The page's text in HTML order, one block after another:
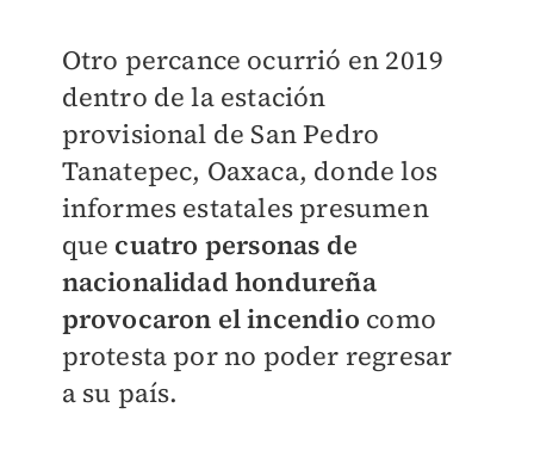
Otro percance ocurrió en 2019
dentro de la estación
provisional de San Pedro
Tanatepec, Oaxaca, donde los
informes estatales presumen
que cuatro personas de
nacionalidad hondureña
provocaron el incendio como
protesta por no poder regresar
a su país.